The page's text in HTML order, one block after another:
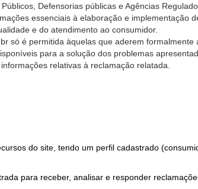
Defensorias públicas e Agências
essenciais à elaboração e implementação
e do atendimento ao consumidor.
só é permitida àquelas que aderem
para a solução dos problemas
relativas à reclamação relatada.
do site, tendo um perfil cadastrado
para receber, analisar e responder